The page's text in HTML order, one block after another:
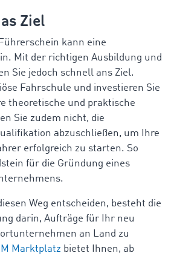
Ziel
kann eine
Mit der richtigen Ausbildung und
Sie jedoch schnell ans Ziel.
Fahrschule und investieren Sie
theoretische und praktische
Sie zudem nicht, die
abzuschließen, um Ihre
erfolgreich zu starten. So
für die Gründung eines
Weg entscheiden, besteht die
darin, Aufträge für Ihr neu
an Land zu
Marktplatz bietet Ihnen, ab